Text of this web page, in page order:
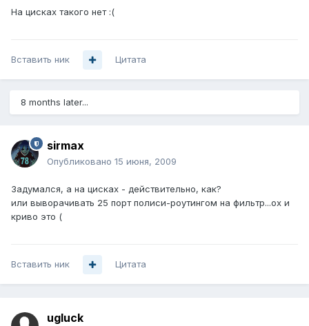
На цисках такого нет :(
Вставить ник Цитата
8 months later...
sirmax
Опубликовано 15 июня, 2009
Задумался, а на цисках - действительно, как?
или выворачивать 25 порт полиси-роутингом на фильтр...ох и
криво это (
Вставить ник Цитата
ugluck